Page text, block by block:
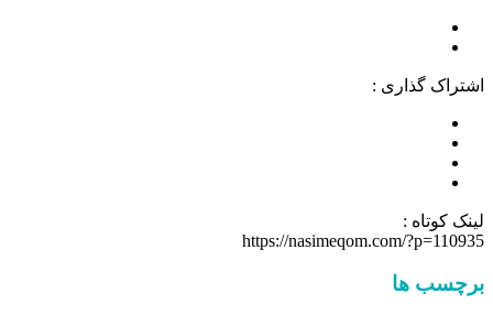
اشتراک گذاری :
لینک کوتاه :
https://nasimeqom.com/?p=110935
برچسب ها